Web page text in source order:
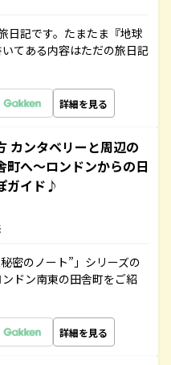
日記です。たまたま『地球
てある内容はただの旅日記
詳細を見る
カンタベリーと周辺の
町へ～ロンドンからの日
ガイド♪
密のノート”」シリーズの
ドン南東の田舎町をご紹
詳細を見る